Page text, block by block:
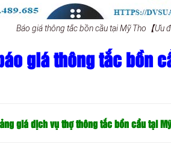
Báo giá thông tắc bồn cầu tại Mỹ Tho【Ưu
giá thông tắc bồn
giá dịch vụ thợ thông tắc bồn cầu tại